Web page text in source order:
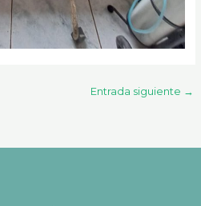
Entrada siguiente →